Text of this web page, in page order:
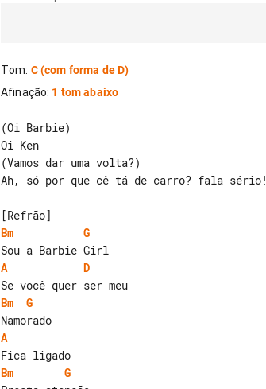
Tom: C(com forma de D)
Afinação: 1 tom abaixo
(Oi Barbie)
Oi Ken
(Vamos dar uma volta?)
Ah, só por que cê tá de carro? fala sério!
Bm
G
A
D
Bm
G
A
Bm
G